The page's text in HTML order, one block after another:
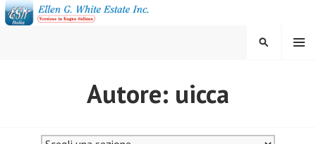
Vai
al
ELLEN G. WHITE ESTATE
INC.
MENU
CERCA
Autore: uicca